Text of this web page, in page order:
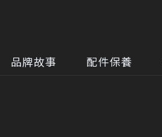
品牌故事 配件保養